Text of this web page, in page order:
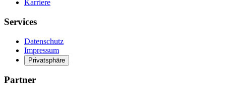
Karriere
Services
Datenschutz
Impressum
Privatsphäre
Partner